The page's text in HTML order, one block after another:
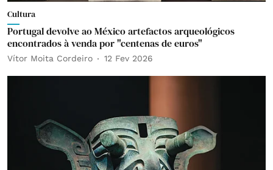
Cultura
Portugal devolve ao México artefactos arqueológicos
encontrados à venda por "centenas de euros"
Vítor Moita Cordeiro 12 Fev 2026